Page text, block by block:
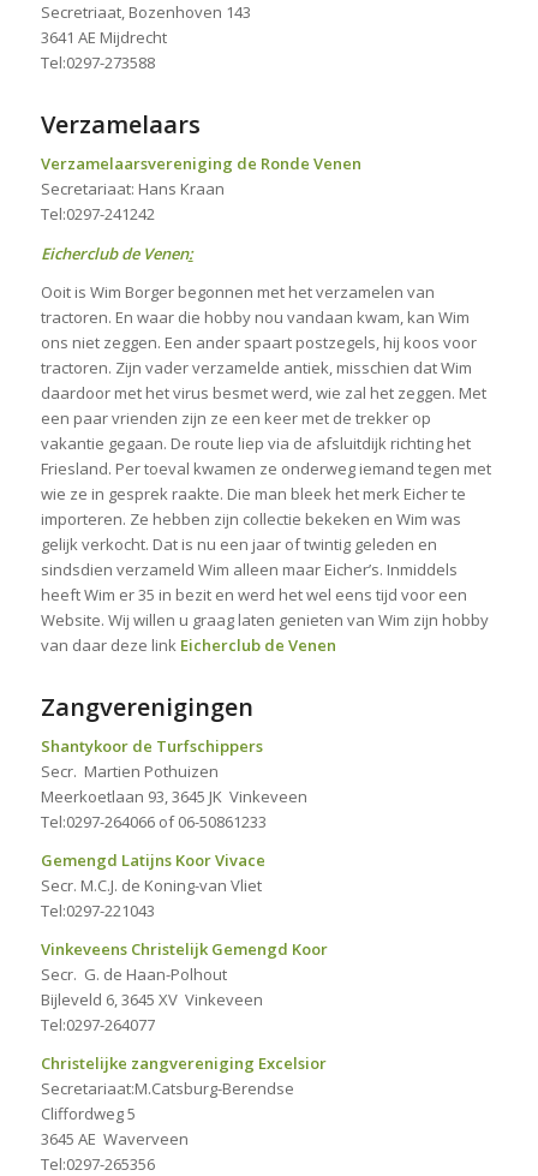
Secretriaat, Bozenhoven 143
3641 AE Mijdrecht
Tel:0297-273588
Verzamelaars
Verzamelaarsvereniging de Ronde Venen
Secretariaat: Hans Kraan
Tel:0297-241242
Eicherclub de Venen:
Ooit is Wim Borger begonnen met het verzamelen van
tractoren. En waar die hobby nou vandaan kwam, kan Wim
ons niet zeggen. Een ander spaart postzegels, hij koos voor
tractoren. Zijn vader verzamelde antiek, misschien dat Wim
daardoor met het virus besmet werd, wie zal het zeggen. Met
een paar vrienden zijn ze een keer met de trekker op
vakantie gegaan. De route liep via de afsluitdijk richting het
Friesland. Per toeval kwamen ze onderweg iemand tegen met
wie ze in gesprek raakte. Die man bleek het merk Eicher te
importeren. Ze hebben zijn collectie bekeken en Wim was
gelijk verkocht. Dat is nu een jaar of twintig geleden en
sindsdien verzameld Wim alleen maar Eicher’s. Inmiddels
heeft Wim er 35 in bezit en werd het wel eens tijd voor een
Website. Wij willen u graag laten genieten van Wim zijn hobby
van daar deze link Eicherclub de Venen
Zangverenigingen
Shantykoor de Turfschippers
Secr. Martien Pothuizen
Meerkoetlaan 93, 3645 JK Vinkeveen
Tel:0297-264066 of 06-50861233
Gemengd Latijns Koor Vivace
Secr. M.C.J. de Koning-van Vliet
Tel:0297-221043
Vinkeveens Christelijk Gemengd Koor
Secr. G. de Haan-Polhout
Bijleveld 6, 3645 XV Vinkeveen
Tel:0297-264077
Christelijke zangvereniging Excelsior
Secretariaat:M.Catsburg-Berendse
Cliffordweg 5
3645 AE Waverveen
Tel:0297-265356